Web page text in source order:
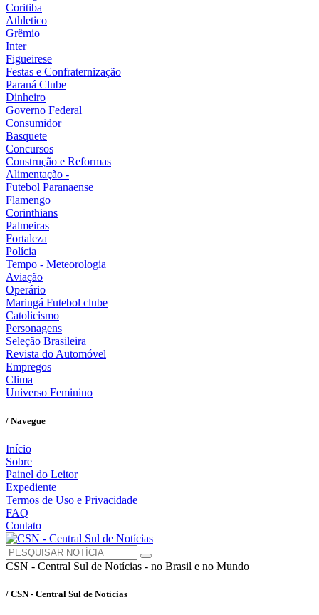
Coritiba
Athletico
Grêmio
Inter
Figueirese
Festas e Confraternização
Paraná Clube
Dinheiro
Governo Federal
Consumidor
Basquete
Concursos
Construção e Reformas
Alimentação -
Futebol Paranaense
Flamengo
Corinthians
Palmeiras
Fortaleza
Polícia
Tempo - Meteorologia
Aviação
Operário
Maringá Futebol clube
Catolicismo
Personagens
Seleção Brasileira
Revista do Automóvel
Empregos
Clima
Universo Feminino
/ Navegue
Início
Sobre
Painel do Leitor
Expediente
Termos de Uso e Privacidade
FAQ
Contato
CSN - Central Sul de Notícias - no Brasil e no Mundo
/ CSN - Central Sul de Notícias